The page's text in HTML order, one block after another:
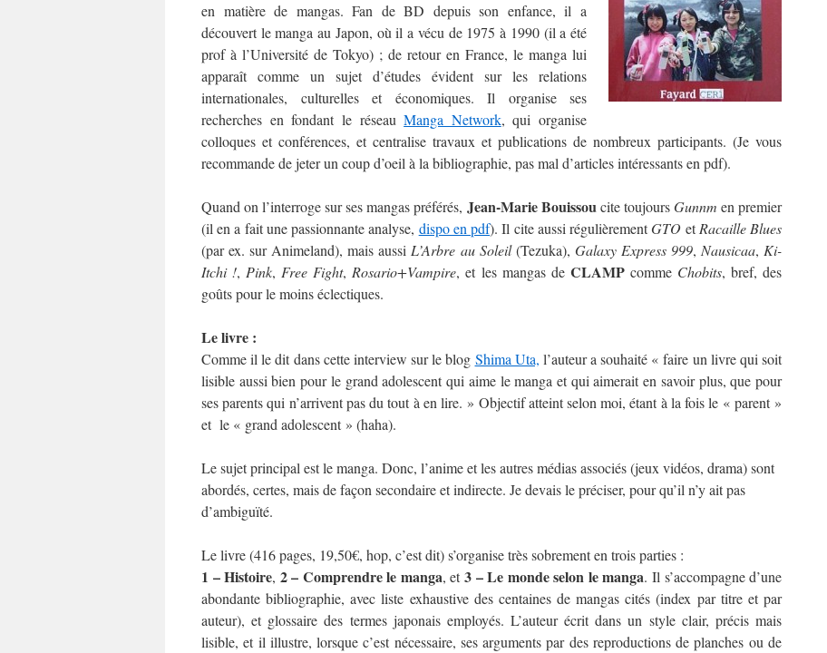
en matière de mangas. Fan de BD depuis son enfance, il a
découvert le manga au Japon, où il a vécu de 1975 à 1990 (il a été
prof à l’Université de Tokyo) ; de retour en France, le manga lui
apparaît comme un sujet d’études évident sur les relations
internationales, culturelles et économiques. Il organise ses
recherches en fondant le réseauManga Network, qui organise
colloques et conférences, et centralise travaux et publications de nombreux participants. (Je vous
recommande de jeter un coup d’oeil à la bibliographie, pas mal d’articles intéressants en pdf).
Quand on l’interroge sur ses mangas préférés, Jean-Marie Bouissou cite toujoursGunnm en premier
(il en a fait une passionnante analyse, dispo en pdf). Il cite aussi régulièrementGTO etRacaille Blues
(par ex. sur Animeland), mais aussi L’Arbre au Soleil(Tezuka), Galaxy Express 999, Nausicaa, Ki-
Itchi !, Pink, Free Fight, Rosario+Vampire, et les mangas de CLAMPcomme Chobits, bref, des
goûts pour le moins éclectiques.
Le livre :
Comme il le dit dans cette interview sur le blog Shima Uta, l’auteur a souhaité « faire un livre qui soit
lisible aussi bien pour le grand adolescent qui aime le manga et qui aimerait en savoir plus, que pour
ses parents qui n’arrivent pas du tout à en lire. » Objectif atteint selon moi, étant à la fois le « parent »
et le « grand adolescent » (haha).
Le sujet principal est le manga. Donc, l’anime et les autres médias associés (jeux vidéos, drama) sont
abordés, certes, mais de façon secondaire et indirecte. Je devais le préciser, pour qu’il n’y ait pas
d’ambiguïté.
Le livre (416 pages, 19,50€, hop, c’est dit) s’organise très sobrement en trois parties :
1 – Histoire, 2 – Comprendre le manga, et3 – Le monde selon le manga. Il s’accompagne d’une
abondante bibliographie, avec liste exhaustive des centaines de mangas cités (index par titre et par
auteur), et glossaire des termes japonais employés. L’auteur écrit dans un style clair, précis mais
lisible, et il illustre, lorsque c’est nécessaire, ses arguments par des reproductions de planches ou de